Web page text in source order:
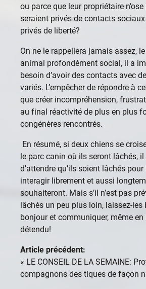
ou parce que leur propriétaire
seraient privés de contacts sociaux
privés de liberté?
On ne le rappellera jamais assez,
animal profondément social, il a
besoin d’avoir des contacts avec
variés. L’empêcher de répondre à
que créer incompréhension,
au final réactivité de plus en plus
congénères rencontrés.
En résumé, si deux chiens se
le parc canin où ils seront lâchés,
d’attendre qu’ils soient lâchés
interagir librement et aussi
souhaiteront. Mais s’il n’est pas
lâchés un peu plus loin, laissez-les
bonjour et communiquer, même en
détendu!
Article précédent:
« LE CONSEIL DE LA SEMAINE:
compagnons des tiques de façon